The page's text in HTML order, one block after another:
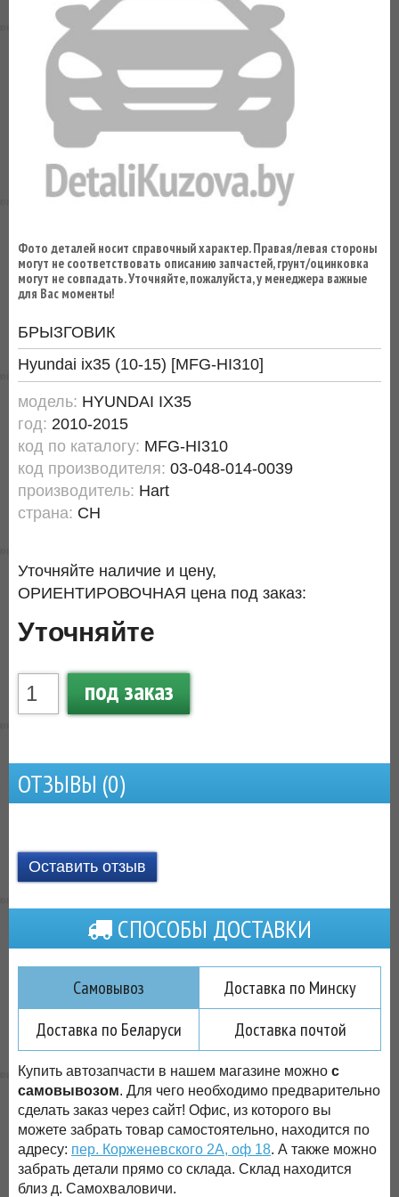
Фото деталей носит справочный характер. Правая/левая стороны
могут не соответствовать описанию запчастей, грунт/оцинковка
могут не совпадать. Уточняйте, пожалуйста, у менеджера важные
для Вас моменты!
БРЫЗГОВИК
Hyundai ix35 (10-15) [MFG-HI310]
модель: HYUNDAI IX35
год: 2010-2015
код по каталогу: MFG-HI310
код производителя: 03-048-014-0039
производитель: Hart
страна: CH
Уточняйте наличие и цену,
ОРИЕНТИРОВОЧНАЯ цена под заказ:
Уточняйте
под заказ
ОТЗЫВЫ (0)
Оставить отзыв
СПОСОБЫ ДОСТАВКИ
Самовывоз
Доставка по Минску
Доставка по Беларуси
Доставка почтой
Купить автозапчасти в нашем магазине можно с
самовывозом. Для чего необходимо предварительно
сделать заказ через сайт! Офис, из которого вы
можете забрать товар самостоятельно, находится по
адресу: пер. Корженевского 2А, оф 18. А также можно
забрать детали прямо со склада. Склад находится
близ д. Самохваловичи.